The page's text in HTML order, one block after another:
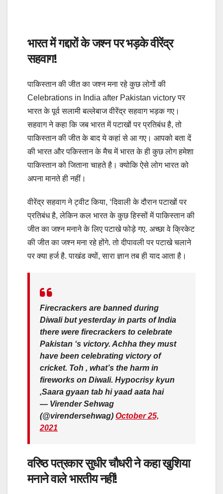
भारत में गद्दारों के जश्न पर भड़के वीरेंद्र
सहवाग!
पाकिस्तान की जीत का जश्न मना रहे कुछ लोगों की
Celebrations in India after Pakistan victory पर
भारत के पूर्व सलामी बल्लेबाज वीरेंद्र सहवाग भड़क गए।
सहवाग ने कहा कि जब भारत में पटाखों पर प्रतिबंध है, तो
पाकिस्तान की जीत के बाद ये कहां से आ गए। आपको बता दें
की भारत और पकिस्तान के मैच में भारत के ही कुछ लोग हमेशा
पाकिस्तान को जिताना चाहते है। क्योकि ऐसे लोग भारत को
अपना मानते ही नहीं।
वीरेंद्र सहवाग ने ट्वीट किया, ‘दिवाली के दौरान पटाखों पर
प्रतिबंध है, लेकिन कल भारत के कुछ हिस्सों में पाकिस्तान की
जीत का जश्न मनाने के लिए पटाखे फोड़े गए. अच्छा वे क्रिकेट
की जीत का जश्न मना रहे होंगे. तो दीपावली पर पटाखे चलाने
पर क्या हर्ज है. पाखंड क्यों, सारा ज्ञान तब ही याद आता है।
Firecrackers are banned during
Diwali but yesterday in parts of India
there were firecrackers to celebrate
Pakistan ‘s victory. Achha they must
have been celebrating victory of
cricket. Toh , what’s the harm in
fireworks on Diwali. Hypocrisy kyun
,Saara gyaan tab hi yaad aata hai
— Virender Sehwag
(@virendersehwag) October 25,
2021
वरिष्ठ पत्रकार सुधीर चौधरी ने कहा खुशिया
मनाने वाले भारतीय नहीं!